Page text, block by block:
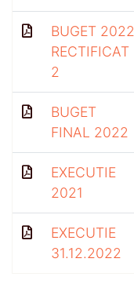
BUGET 2022
RECTIFICAT
2
BUGET
FINAL 2022
EXECUTIE
2021
EXECUTIE
31.12.2022